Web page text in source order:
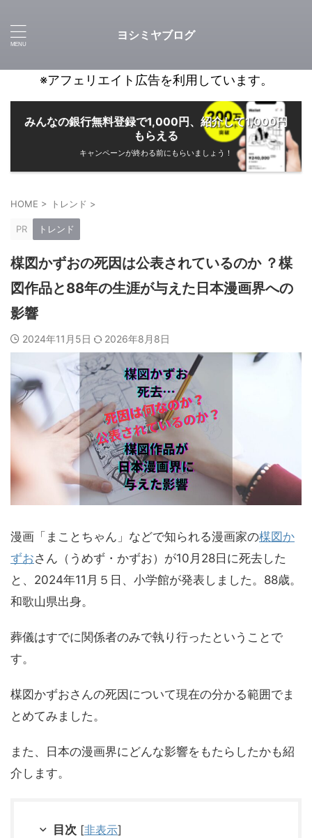
ヨシミヤブログ
※アフェリエイト広告を利用しています。
みんなの銀行無料登録で1,000円、紹介して1,000円
もらえる
キャンペーンが終わる前にもらいましょう！
HOME > トレンド >
PR トレンド
楳図かずおの死因は公表されているのか ？楳
図作品と88年の生涯が与えた日本漫画界への
影響
2024年11月5日 2026年8月8日
漫画「まことちゃん」などで知られる漫画家の楳図か
ずおさん（うめず・かずお）が10月28日に死去した
と、2024年11月５日、小学館が発表しました。88歳。
和歌山県出身。
葬儀はすでに関係者のみで執り行ったということで
す。
楳図かずおさんの死因について現在の分かる範囲でま
とめてみました。
また、日本の漫画界にどんな影響をもたらしたかも紹
介します。
目次 [非表示]